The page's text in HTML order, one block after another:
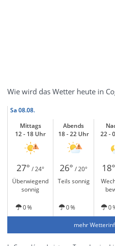
Wie wird das Wetter heute in
Sa 08.08.
Mittags
12 - 18 Uhr
Abends
18 - 22 Uhr
22 -
27° / 24° 26° / 20° 18°
Überwiegend
sonnig
Teils sonnig
0 % 0 % 0
mehr